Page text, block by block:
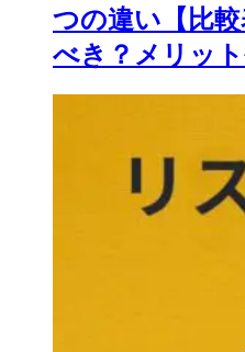
つの違い【比
べき？メリッ